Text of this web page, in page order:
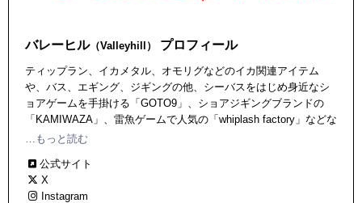
バレーヒル（Valleyhill） プロフィール
ティップラン、イカメタル、オモリグなどのイカ関連アイテム
や、バス、エギング、ジギングの他、シーバスをはじめ身近なシ
ョアゲームを手掛ける「GOTO9」、ショアジギングブランドの
「KAMIWAZA」、雷魚ゲームで人気の「whiplash factory」などな
ど、フレッシュウォーター、ソルトウォーター問わず幅広いアイ
…もっと読む
公式サイト
X
Instagram